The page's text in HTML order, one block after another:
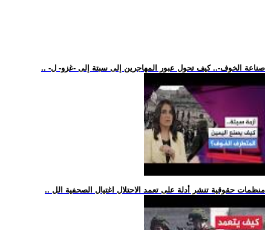
.. -صناعة الخوف-.. كيف تحول عبور المهاجرين إلى سبتة إلى -غزو- ل
.. منظمات حقوقية تنشر أدلة على تعمد الاحتلال اغتيال الصحفية الل